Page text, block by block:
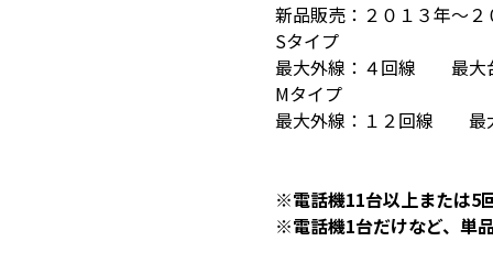
新品販売：２０１３年～２
Sタイプ
最大外線：４回線 最大
Mタイプ
最大外線：１２回線 最
※電話機11台以上または5
※電話機1台だけなど、単